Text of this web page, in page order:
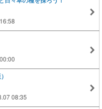
08:35